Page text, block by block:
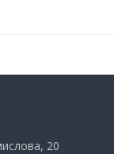
20